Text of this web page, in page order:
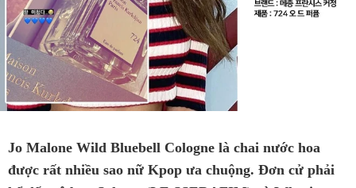
Jo Malone Wild Bluebell Cologne là chai nước hoa
được rất nhiều sao nữ Kpop ưa chuộng. Đơn cử phải